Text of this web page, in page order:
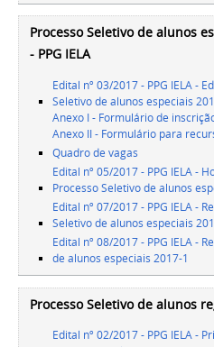
Processo Seletivo de alunos
- PPG IELA
Edital nº 03/2017 - PPG IELA -
Seletivo de alunos especiais
Anexo I - Formulário de
Anexo II - Formulário para
Quadro de vagas
Edital nº 05/2017 - PPG IELA -
Processo Seletivo de alunos
Edital nº 07/2017 - PPG IELA -
Seletivo de alunos especiais
Edital nº 08/2017 - PPG IELA -
de alunos especiais 2017-1
Processo Seletivo de alunos
Edital nº 02/2017 - PPG IELA -